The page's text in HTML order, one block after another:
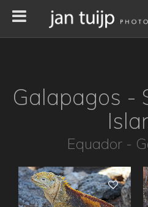
Galapagos -
Equador -